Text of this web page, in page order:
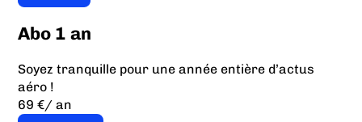
Abo 1 an
Soyez tranquille pour une année entière d’actus
aéro !
69 €/ an